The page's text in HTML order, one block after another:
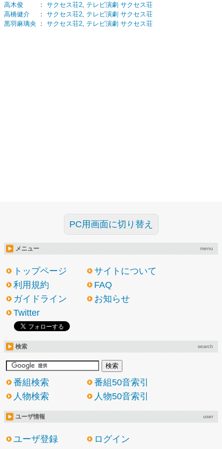
高木俊
： サクセス荘2, テレビ演劇 サクセス荘
高橋健介
： サクセス荘2, テレビ演劇 サクセス荘
黒羽麻璃央 ： サクセス荘2, テレビ演劇 サクセス荘
PC用画面に切り替え
メニュー menu
トップページ
サイトについて
利用規約
FAQ
ガイドライン
お知らせ
Twitter
検索 search
番組検索
番組50音索引
人物検索
人物50音索引
ユーザ情報 user
ユーザ登録 ログイン